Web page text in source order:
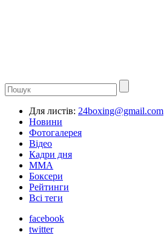
Для листів: 24boxing@gmail.com
Новини
Фотогалерея
Відео
Кадри дня
ММА
Боксери
Рейтинги
Всі теги
facebook
twitter